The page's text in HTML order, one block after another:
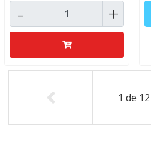
+
-
1 de 12